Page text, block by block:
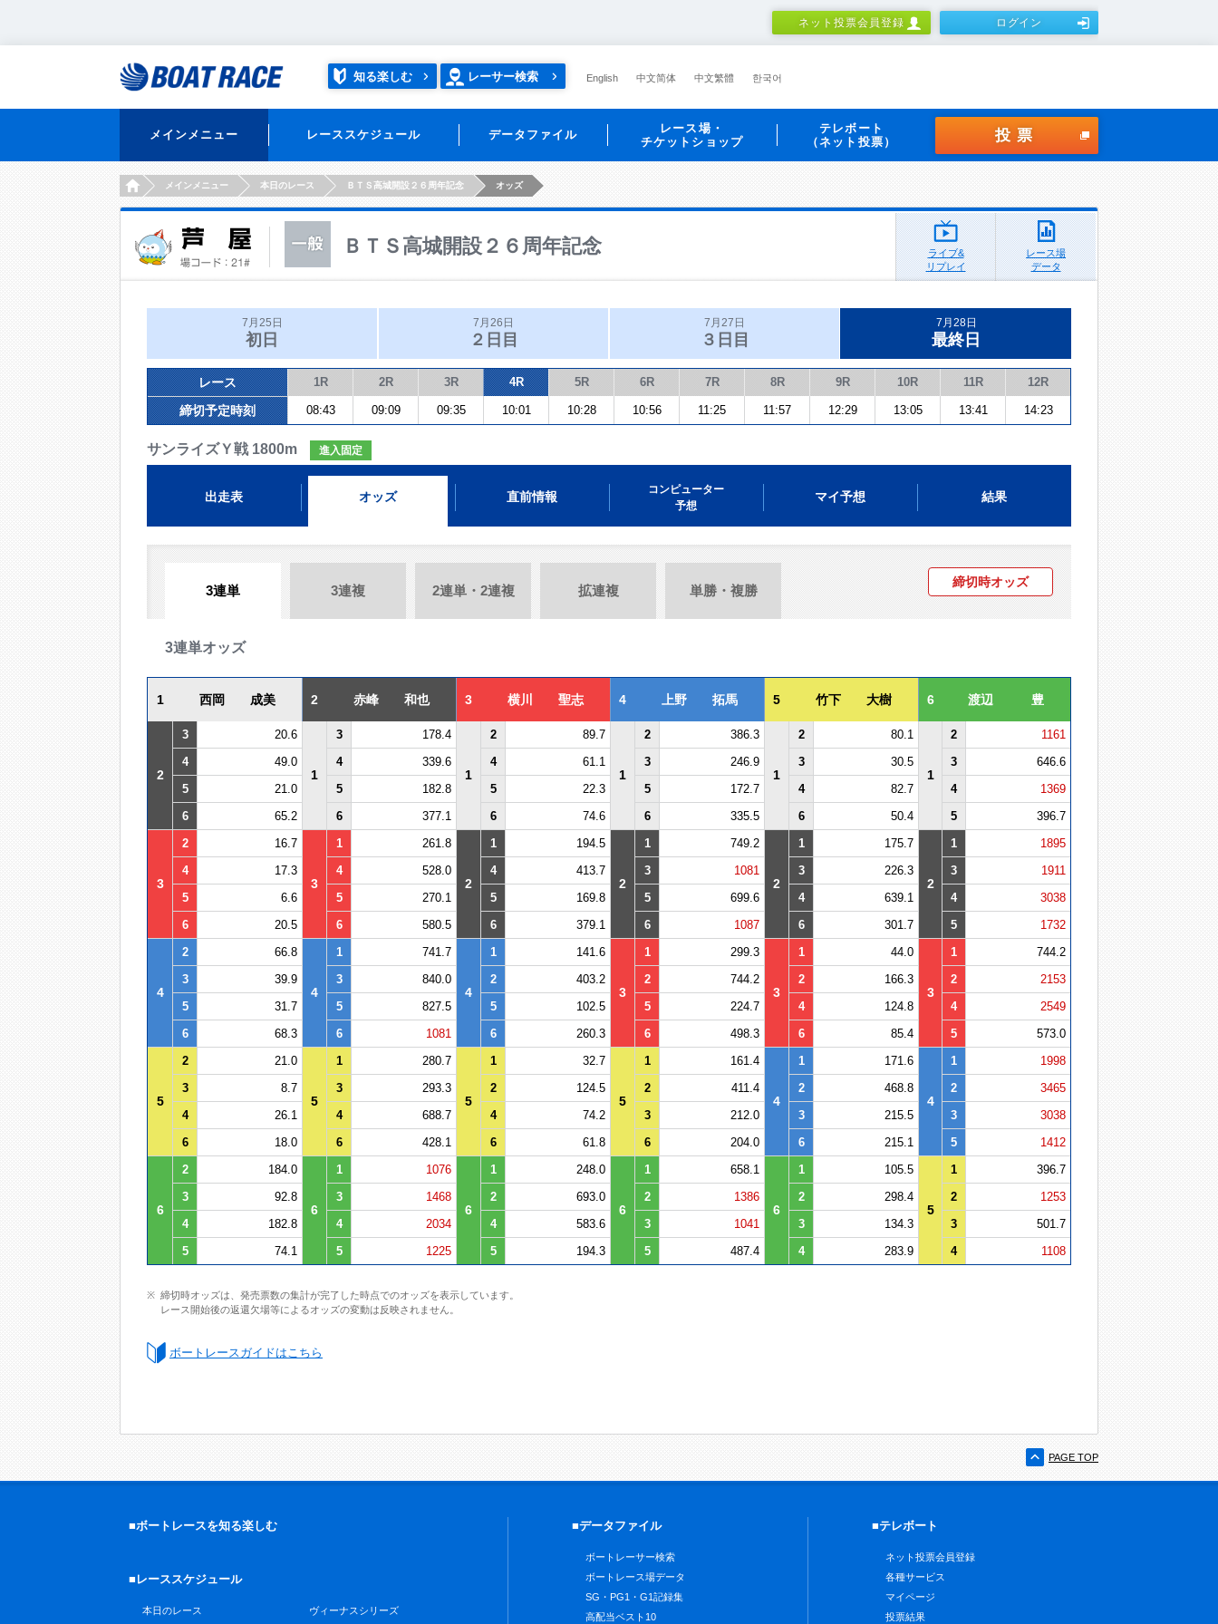
ネット投票会員登録 ログイン
知る楽しむ レーサー検索 English 中文简体 中文繁體 한국어
メインメニュー レーススケジュール データファイル
レース場・
チケットショップ
テレボート
（ネット投票）
投票
HOMEメインメニュー 本日のレース ＢＴＳ高城開設２６周年記念 オッズ
ＢＴＳ高城開設２６周年記念
ライブ&
リプレイ
レース場
データ
7月25日
初日
7月26日
２日目
7月27日
３日目
7月28日
最終日
レース 1R 2R 3R 4R 5R 6R 7R 8R 9R 10R 11R 12R
締切予定時刻 08:43 09:09 09:35 10:01 10:28 10:56 11:25 11:57 12:29 13:05 13:41 14:23
サンライズＹ戦 1800m 進入固定
出走表 オッズ 直前情報
コンピューター
予想
マイ予想 結果
3連単 3連複 2連単・2連複 拡連複 単勝・複勝
締切時オッズ
3連単オッズ
1 西岡 成美 2 赤峰 和也 3 横川 聖志 4 上野 拓馬 5 竹下 大樹 6 渡辺 豊
2
3 20.6
1
3 178.4
1
2 89.7
1
2 386.3
1
2 80.1
1
2
1161
4
49.0 4 339.6 4 61.1 3 246.9 3 30.5 3
646.6
5
21.0 5 182.8 5 22.3 5 172.7 4 82.7 4
1369
6
65.2 6 377.1 6 74.6 6 335.5 6 50.4 5 396.7
3
2 16.7
3
1 261.8
2
1 194.5
2
1 749.2
2
1 175.7
2
1
1895
4
17.3 4 528.0 4 413.7 3 1081 3 226.3 3
1911
5
6.6 5 270.1 5 169.8 5 699.6 4 639.1 4
3038
6
20.5 6 580.5 6 379.1 6 1087 6 301.7 5 1732
4
2 66.8
4
1 741.7
4
1 141.6
3
1 299.3
3
1 44.0
3
1
744.2
3
39.9 3 840.0 2 403.2 2 744.2 2 166.3 2
2153
5
31.7 5 827.5 5 102.5 5 224.7 4 124.8 4
2549
6
68.3 6 1081 6 260.3 6 498.3 6 85.4 5 573.0
5
2 21.0
5
1 280.7
5
1 32.7
5
1 161.4
4
1 171.6
4
1
1998
3
8.7 3 293.3 2 124.5 2 411.4 2 468.8 2
3465
4
26.1 4 688.7 4 74.2 3 212.0 3 215.5 3
3038
6
18.0 6 428.1 6 61.8 6 204.0 6 215.1 5 1412
6
2 184.0
6
1 1076
6
1 248.0
6
1 658.1
6
1 105.5
5
1
396.7
3
92.8 3 1468 2 693.0 2 1386 2 298.4 2
1253
4
182.8 4 2034 4 583.6 3 1041 3 134.3 3
501.7
5
74.1 5 1225 5 194.3 5 487.4 4 283.9 4 1108
締切時オッズは、発売票数の集計が完了した時点でのオッズを表示しています。
レース開始後の返還欠場等によるオッズの変動は反映されません。
ボートレースガイドはこちら
PAGE TOP
■ボートレースを知る楽しむ
■レーススケジュール
本日のレース ヴィーナスシリーズ
■データファイル
ボートレーサー検索
ボートレース場データ
SG・PG1・G1記録集
高配当ベスト10
■テレボート
ネット投票会員登録
各種サービス
マイページ
投票結果